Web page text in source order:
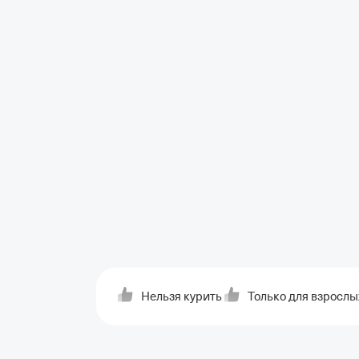
Нельзя курить Только для